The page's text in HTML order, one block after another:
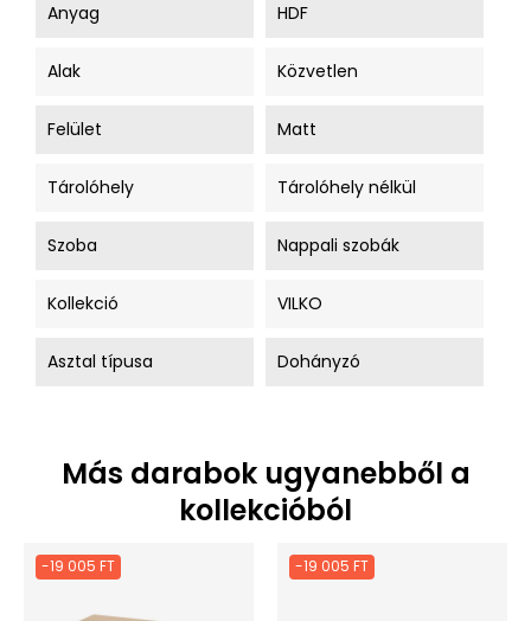
Anyag HDF
Alak Közvetlen
Felület Matt
Tárolóhely Tárolóhely nélkül
Szoba Nappali szobák
Kollekció VILKO
Asztal típusa Dohányzó
Más darabok ugyanebből a
kollekcióból
-19 005 FT -19 005 FT